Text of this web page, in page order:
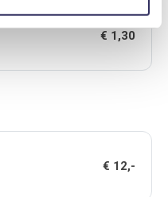
€ 1,30
€ 12,-